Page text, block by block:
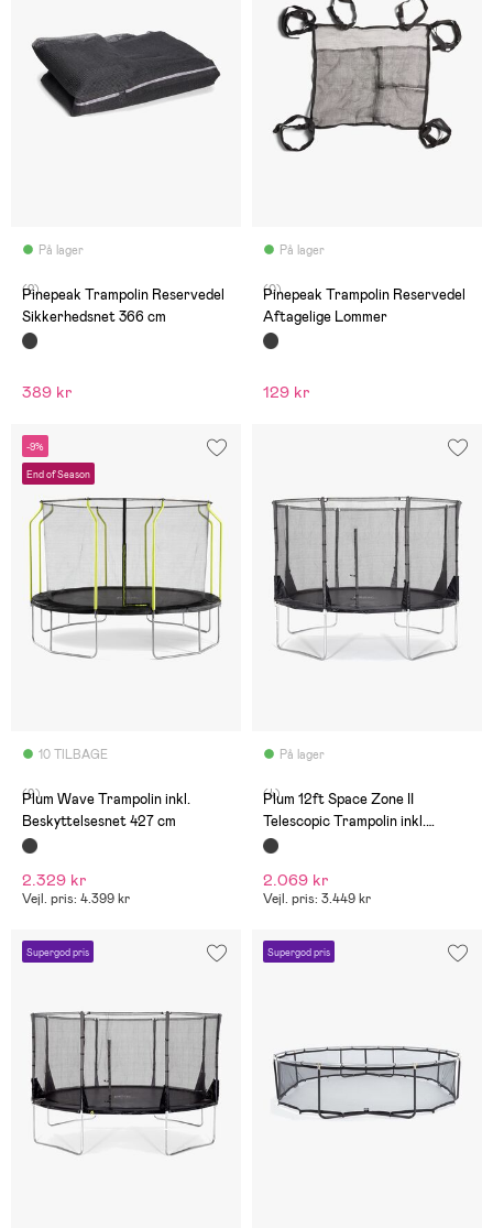
På lager
(2)
Pinepeak Trampolin Reservedel
Sikkerhedsnet 366 cm
389 kr
På lager
(0)
Pinepeak Trampolin Reservedel
Aftagelige Lommer
129 kr
-9%
End of Season
10 TILBAGE
(9)
Plum Wave Trampolin inkl.
Beskyttelsesnet 427 cm
2.329 kr
Vejl. pris: 4.399 kr
På lager
(4)
Plum 12ft Space Zone II
Telescopic Trampolin inkl.
Beskyttelsesnet 366 cm
2.069 kr
Vejl. pris: 3.449 kr
Supergod pris Supergod pris